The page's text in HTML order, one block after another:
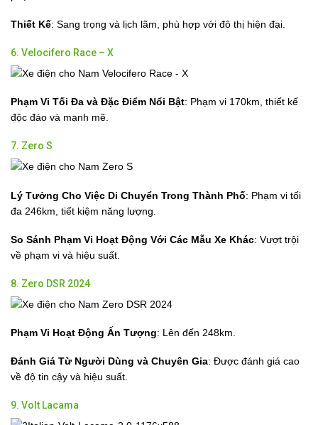
Thiết Kế: Sang trọng và lịch lãm, phù hợp với đô thị hiện đại.
6. Velocifero Race – X
Phạm Vi Tối Đa và Đặc Điểm Nổi Bật: Phạm vi 170km, thiết kế
độc đáo và mạnh mẽ.
7. Zero S
Lý Tưởng Cho Việc Di Chuyển Trong Thành Phố: Phạm vi tối
đa 246km, tiết kiệm năng lượng.
So Sánh Phạm Vi Hoạt Động Với Các Mẫu Xe Khác: Vượt trội
về phạm vi và hiệu suất.
8. Zero DSR 2024
Phạm Vi Hoạt Động Ấn Tượng: Lên đến 248km.
Đánh Giá Từ Người Dùng và Chuyên Gia: Được đánh giá cao
về độ tin cậy và hiệu suất.
9. Volt Lacama